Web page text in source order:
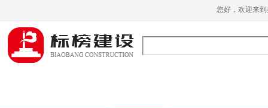
小黄片大全下载,小黄片应用下载,小黄片短
视频,下载小黄片免费
您好，欢迎